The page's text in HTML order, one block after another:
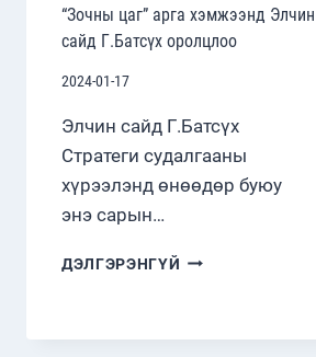
“Зочны цаг” арга хэмжээнд Элчин
сайд Г.Батсүх оролцлоо
2024-01-17
Элчин сайд Г.Батсүх
Стратеги судалгааны
хүрээлэнд өнөөдөр буюу
энэ сарын…
ДЭЛГЭРЭНГҮЙ “ЗОЧНЫ